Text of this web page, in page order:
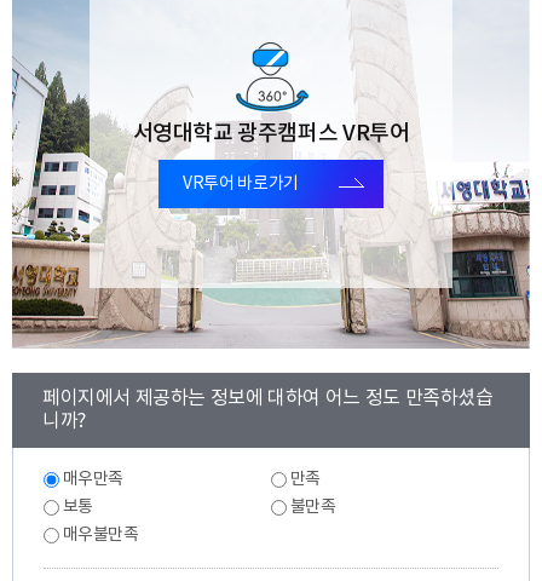
서영대학교 광주캠퍼스 VR투어
VR투어 바로가기
만
페이지에서 제공하는 정보에 대하여 어느 정도 만족하셨습
니까?
매우만족
만족
보통
불만족
매우불만족